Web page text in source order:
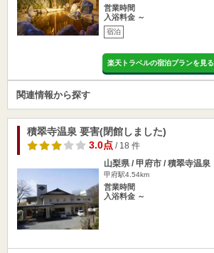
営業時間
入浴料金 ～
宿泊
楽天トラベルの宿泊プランを見る
関連情報から探す
積翠寺温泉 要害(閉館しました)
3.0点/ 18 件
山梨県 / 甲府市 / 積翠寺温泉
甲府駅4.54km
営業時間
入浴料金 ～